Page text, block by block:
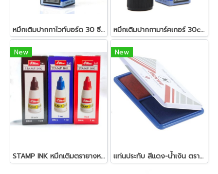
หมึกเติมปากกาไวท์บอร์ด 30 ซีซี. ตราม้า หมึกเติมปากกามาร์คเกอร์ 30cc.ตราม้า
New
STAMP INK หมึกเติมตรายางหมึกในตัว SHINNY 28มล.
New
แท่นประทับ สีแดง-น้ำเงิน ตราม้า 00